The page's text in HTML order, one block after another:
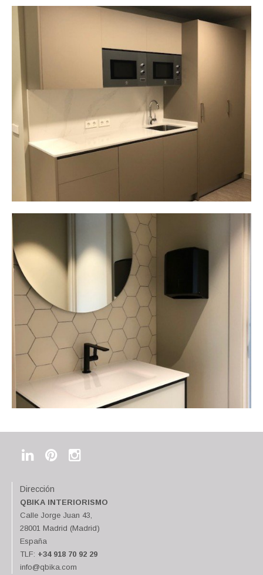
Dirección
QBIKA INTERIORISMO
Calle Jorge Juan 43,
28001 Madrid (Madrid)
España
TLF: +34 918 70 92 29
info@qbika.com